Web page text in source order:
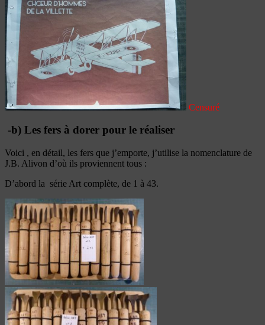
Censuré
-b) Les fers à dorer pour le réaliser
Voici , en détail, les fers que j’emporte, j’utilise la nomenclature de
J.B. Alivon d’où ils proviennent tous :
D’abord la série Art complète, de 1 à 43.